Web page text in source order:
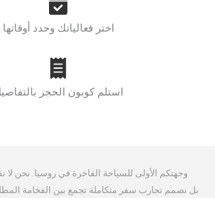
اختر فعالياتك وحدد أوقاتها
استلم كوبون الحجز
وجهتكم الأولى للسياحة الفاخرة في روسيا. نحن
بل نصمم تجارب سفر متكاملة تجمع بين الفخامة